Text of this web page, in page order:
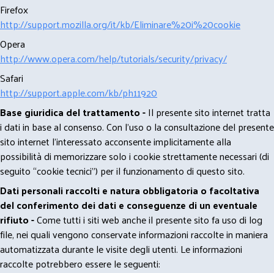
Firefox
http://support.mozilla.org/it/kb/Eliminare%20i%20cookie
Opera
http://www.opera.com/help/tutorials/security/privacy/
Safari
http://support.apple.com/kb/ph11920
Base giuridica del trattamento -Il presente sito internet tratta
i dati in base al consenso. Con l'uso o la consultazione del presente
sito internet l’interessato acconsente implicitamente alla
possibilità di memorizzare solo i cookie strettamente necessari (di
seguito “cookie tecnici”) per il funzionamento di questo sito.
Dati personali raccolti e natura obbligatoria o facoltativa
del conferimento dei dati e conseguenze di un eventuale
rifiuto -Come tutti i siti web anche il presente sito fa uso di log
file, nei quali vengono conservate informazioni raccolte in maniera
automatizzata durante le visite degli utenti. Le informazioni
raccolte potrebbero essere le seguenti: